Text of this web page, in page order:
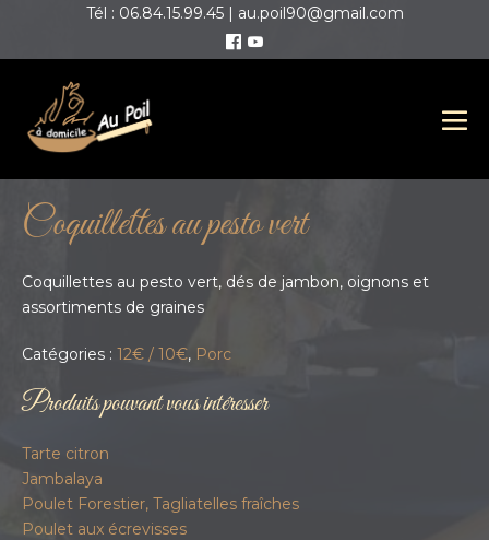
Tél : 06.84.15.99.45 | au.poil90@gmail.com
Coquillettes au pesto vert
Coquillettes au pesto vert, dés de jambon, oignons et
assortiments de graines
Catégories : 12€ / 10€, Porc
Produits pouvant vous intéresser
Tarte citron
Jambalaya
Poulet Forestier, Tagliatelles fraîches
Poulet aux écrevisses